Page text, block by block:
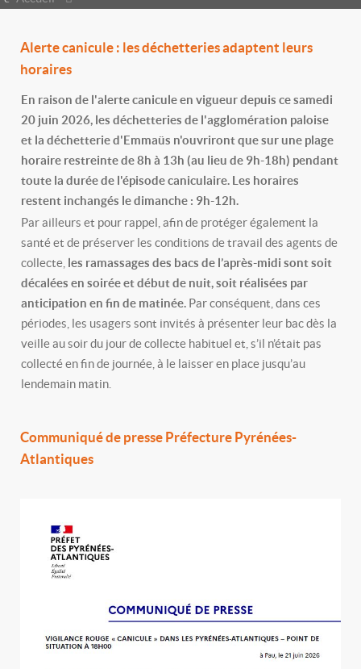
Alerte canicule : les déchetteries adaptent leurs
horaires
En raison de l'alerte canicule en vigueur depuis ce samedi
20 juin 2026, les déchetteries de l'agglomération paloise
et la déchetterie d'Emmaüs n'ouvriront que sur une plage
horaire restreinte de 8h à 13h (au lieu de 9h-18h) pendant
toute la durée de l'épisode caniculaire. Les horaires
restent inchangés le dimanche : 9h-12h.
Par ailleurs et pour rappel, afin de protéger également la
santé et de préserver les conditions de travail des agents de
collecte, les ramassages des bacs de l’après-midi sont soit
décalées en soirée et début de nuit, soit réalisées par
anticipation en fin de matinée. Par conséquent, dans ces
périodes, les usagers sont invités à présenter leur bac dès la
veille au soir du jour de collecte habituel et, s’il n’était pas
collecté en fin de journée, à le laisser en place jusqu’au
lendemain matin.
Communiqué de presse Préfecture Pyrénées-
Atlantiques